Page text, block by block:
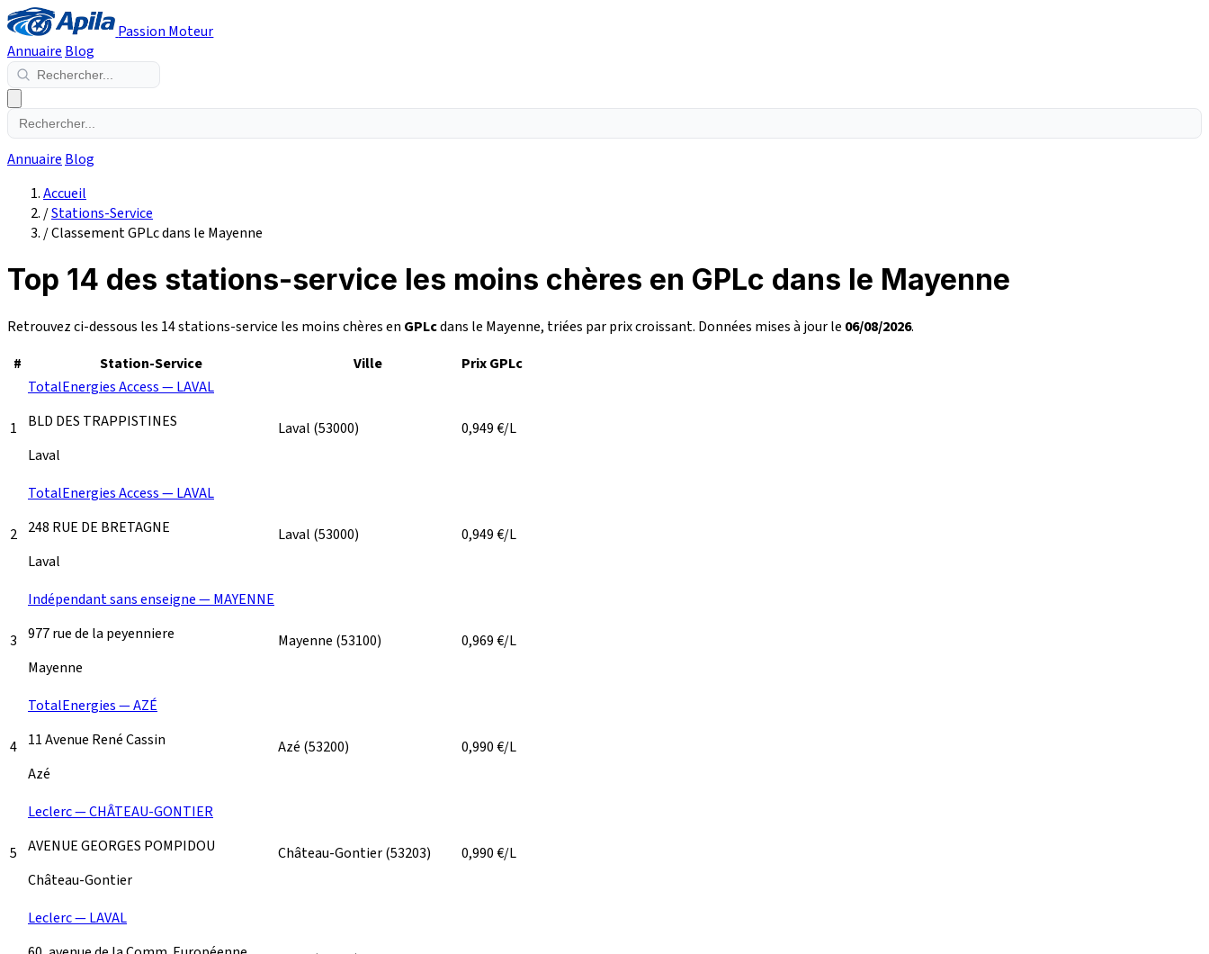
Passion Moteur
Annuaire Blog
Annuaire Blog
Accueil
/Stations-Service
/Classement GPLc dans le Mayenne
Top 14 des stations-service les moins chères en GPLc dans le Mayenne
Retrouvez ci-dessous les 14 stations-service les moins chères en GPLcdans le Mayenne, triées par prix croissant. Données mises à jour le 06/08/2026.
#
Station-Service Ville Prix GPLc
1
TotalEnergies Access — LAVAL
BLD DES TRAPPISTINES
Laval
Laval (53000) 0,949€/L
2
TotalEnergies Access — LAVAL
248 RUE DE BRETAGNE
Laval
Laval (53000) 0,949€/L
3
Indépendant sans enseigne — MAYENNE
977 rue de la peyenniere
Mayenne
Mayenne (53100) 0,969€/L
4
TotalEnergies — AZÉ
11 Avenue René Cassin
Azé
Azé (53200) 0,990€/L
5
Leclerc — CHÂTEAU-GONTIER
AVENUE GEORGES POMPIDOU
Château-Gontier
Château-Gontier(53203) 0,990€/L
Leclerc — LAVAL